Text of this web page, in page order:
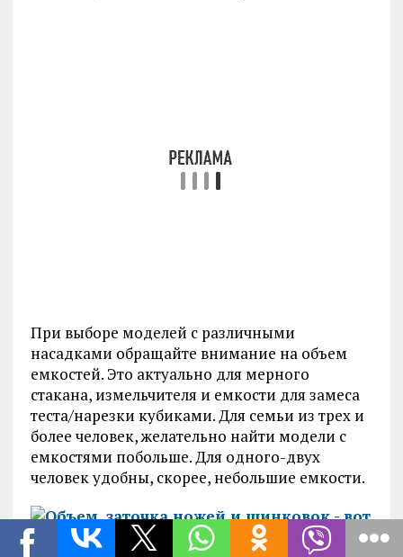
При выборе моделей с различными
насадками обращайте внимание на объем
емкостей. Это актуально для мерного
стакана, измельчителя и емкости для замеса
теста/нарезки кубиками. Для семьи из трех и
более человек, желательно найти модели с
емкостями побольше. Для одного-двух
человек удобны, скорее, небольшие емкости.